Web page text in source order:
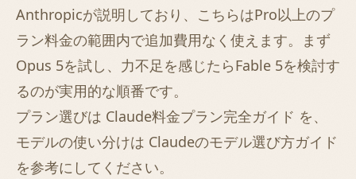
Anthropicが説明しており、こちらはPro以上のプ
ラン料金の範囲内で追加費用なく使えます。まず
Opus 5を試し、力不足を感じたらFable 5を検討す
るのが実用的な順番です。
プラン選びは Claude料金プラン完全ガイド を、
モデルの使い分けは Claudeのモデル選び方ガイド
を参考にしてください。